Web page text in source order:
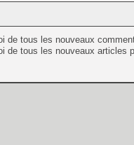
de tous les nouveaux
de tous les nouveaux articles